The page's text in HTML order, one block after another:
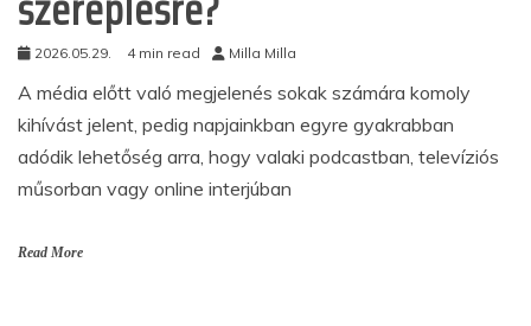
2026.05.29. 4 min read Milla Milla
A média előtt való megjelenés sokak számára komoly
kihívást jelent, pedig napjainkban egyre gyakrabban
adódik lehetőség arra, hogy valaki podcastban, televíziós
műsorban vagy online interjúban
Read More